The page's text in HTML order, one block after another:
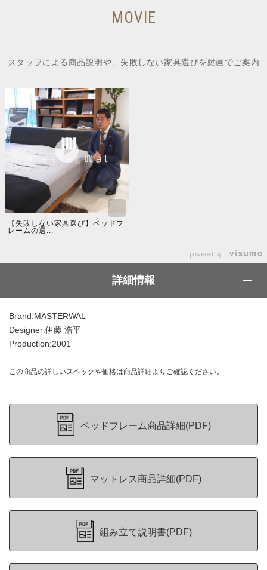
MOVIE
スタッフによる商品説明や、失敗しない家具選びを動画でご案内
【失敗しない家具選び】ベッドフ
レームの選...
powered by
詳細情報
Brand:MASTERWAL
Designer:伊藤 浩平
Production:2001
この商品の詳しいスペックや価格は商品詳細よりご確認ください。
ベッドフレーム商品詳細(PDF)
マットレス商品詳細(PDF)
組み立て説明書(PDF)